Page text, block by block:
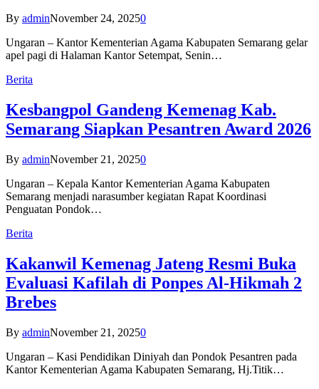
By adminNovember 24, 20250
Ungaran – Kantor Kementerian Agama Kabupaten Semarang gelar
apel pagi di Halaman Kantor Setempat, Senin…
Berita
Kesbangpol Gandeng Kemenag Kab.
Semarang Siapkan Pesantren Award 2026
By adminNovember 21, 20250
Ungaran – Kepala Kantor Kementerian Agama Kabupaten
Semarang menjadi narasumber kegiatan Rapat Koordinasi
Penguatan Pondok…
Berita
Kakanwil Kemenag Jateng Resmi Buka
Evaluasi Kafilah di Ponpes Al-Hikmah 2
Brebes
By adminNovember 21, 20250
Ungaran – Kasi Pendidikan Diniyah dan Pondok Pesantren pada
Kantor Kementerian Agama Kabupaten Semarang, Hj.Titik…